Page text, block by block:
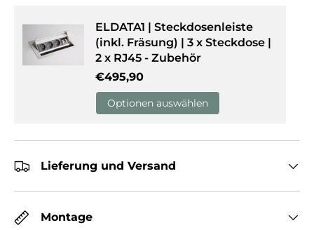
ELDATA1 | Steckdosenleiste
(inkl. Fräsung) | 3 x Steckdose |
2 x RJ45 - Zubehör
Normaler Preis
€495,90
Optionen auswählen
Lieferung und Versand
Montage